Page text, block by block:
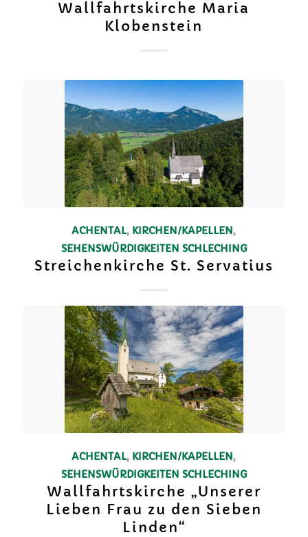
Wallfahrtskirche Maria
Klobenstein
ACHENTAL, KIRCHEN/KAPELLEN,
SEHENSWÜRDIGKEITEN SCHLECHING
Streichenkirche St. Servatius
ACHENTAL, KIRCHEN/KAPELLEN,
SEHENSWÜRDIGKEITEN SCHLECHING
Wallfahrtskirche „Unserer
Lieben Frau zu den Sieben
Linden“